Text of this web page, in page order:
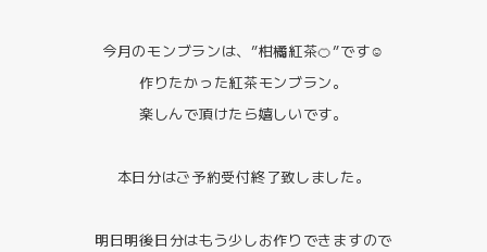
今月のモンブランは、”柑橘紅茶🍊”です☺️
作りたかった紅茶モンブラン。
楽しんで頂けたら嬉しいです。
本日分はご予約受付終了致しました。
明日明後日分はもう少しお作りできますので